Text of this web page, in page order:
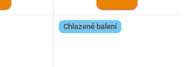
Chlazené balení